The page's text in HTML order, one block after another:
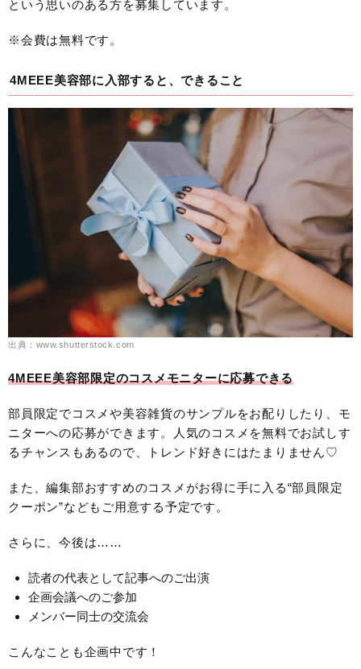
という思いのある方を募集しています。
※会費は無料です。
4MEEE美容部に入部すると、できること
出典：www.shutterstock.com
4MEEE美容部限定のコスメモニターに応募できる
部員限定でコスメや美容雑貨のサンプルをお配りしたり、モ
ニターへの応募ができます。人気のコスメを無料でお試しす
るチャンスもあるので、トレンド好きにはたまりません♡
また、編集部おすすめのコスメがお得に手に入る“部員限定
クーポン”などもご用意する予定です。
さらに、今後は……
読者の代表として記事へのご出演
企画会議へのご参加
メンバー同士の交流会
こんなことも企画中です！